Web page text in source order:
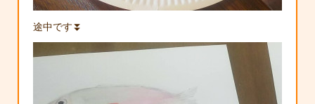
途中です⏬